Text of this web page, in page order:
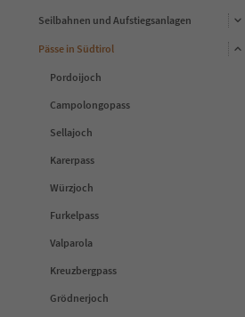
Seilbahnen und Aufstiegsanlagen
Pässe in Südtirol
Pordoijoch
Campolongopass
Sellajoch
Karerpass
Würzjoch
Furkelpass
Valparola
Kreuzbergpass
Grödnerjoch